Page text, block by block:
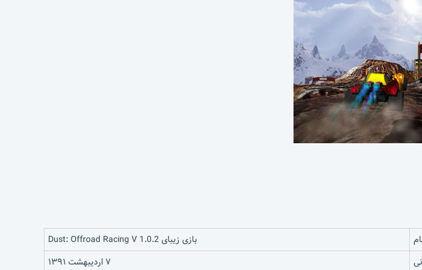
بازی زیبای Dust: Offroad Racing V 1.0.2
۷ اردیبهشت ۱۳۹۱